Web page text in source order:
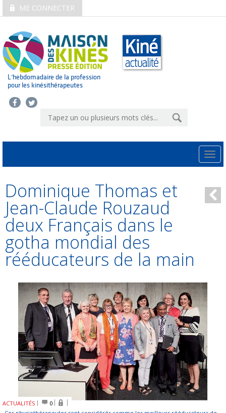
ME CONNECTER
L’hebdomadaire de la profession
pour les kinésithérapeutes
Dominique Thomas et
Jean-Claude Rouzaud
deux Français dans le
gotha mondial des
rééducateurs de la main
ACTUALITÉS
0